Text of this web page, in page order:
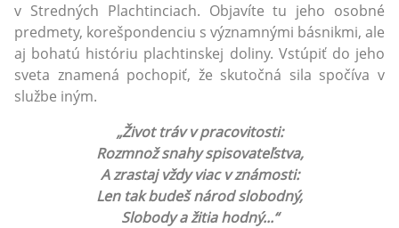
v Stredných Plachtinciach. Objavíte tu jeho osobné
predmety, korešpondenciu s významnými básnikmi, ale
aj bohatú históriu plachtinskej doliny. Vstúpiť do jeho
sveta znamená pochopiť, že skutočná sila spočíva v
službe iným.
„Život tráv v pracovitosti:
Rozmnož snahy spisovateľstva,
A zrastaj vždy viac v známosti:
Len tak budeš národ slobodný,
Slobody a žitia hodný...“